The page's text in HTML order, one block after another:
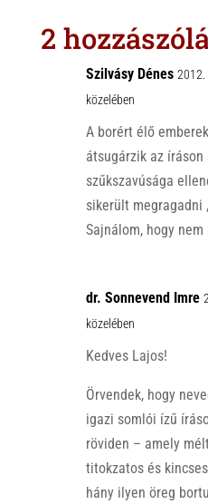
A
o
o
2
Szilvásy Dénes 2012.
közelében
A borért élő
átsugárzik az íráson
szűkszavúsága
sikerült megragadni
Sajnálom, hogy
dr. Sonnevend Imre
közelében
Kedves Lajos!
Örvendek, hogy
igazi somlói ízű
röviden – amely
titokzatos és
hány ilyen öreg